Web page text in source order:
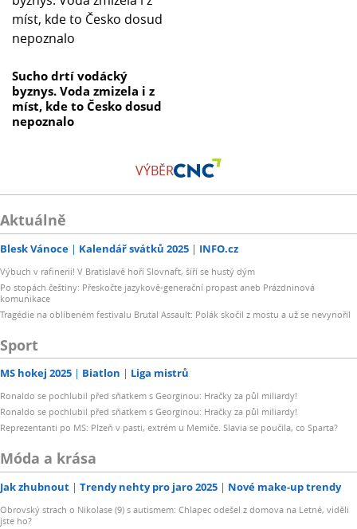
Sucho drtí vodácký
byznys. Voda zmizela i z
míst, kde to Česko dosud
nepoznalo
VÝBĚR
Aktuálně
Blesk Vánoce Kalendář svátků 2025 INFO.cz
Výbuch v rafinerii! V Bratislavě hoří Slovnaft, šíří se hustý dým
Po stopách češtiny: Přeskočte jazykově-generační propast aneb Prázdninová
komunikace
Tragédie na oblíbeném festivalu Brutal Assault: Polák skočil z mostu a už se nevynořil
Sport
MS hokej 2025 Biatlon Liga mistrů
Ronaldo se pochlubil před sňatkem s Georginou: Hračky za půl miliardy!
Ronaldo se pochlubil před sňatkem s Georginou: Hračky za půl miliardy!
Reprezentanti po MS: Plzeň v pasti, extrém u Memiče. Slavia se poučila, co Sparta?
Móda a krása
Jak zhubnout Trendy nehty pro jaro 2025 Nové make-up trendy
Obrovský strach o Nikolase (9) s autismem: Chlapec odešel z domova na Letné, viděli
jste ho?